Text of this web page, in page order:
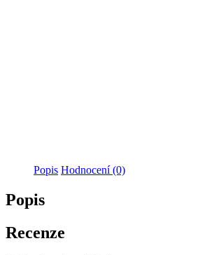
Popis Hodnocení (0)
Popis
Recenze